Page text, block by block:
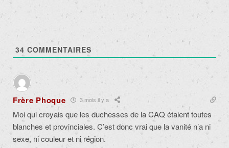
34 COMMENTAIRES
Frère Phoque 3 mois il y a
Moi qui croyais que les duchesses de la CAQ étaient toutes
blanches et provinciales. C’est donc vrai que la vanité n’a ni
sexe, ni couleur et ni région.